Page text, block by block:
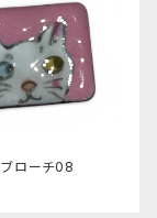
ローチ08